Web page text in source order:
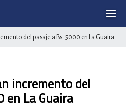
del pasaje a Bs. 5000 en La Guaira
incremento del
en La Guaira